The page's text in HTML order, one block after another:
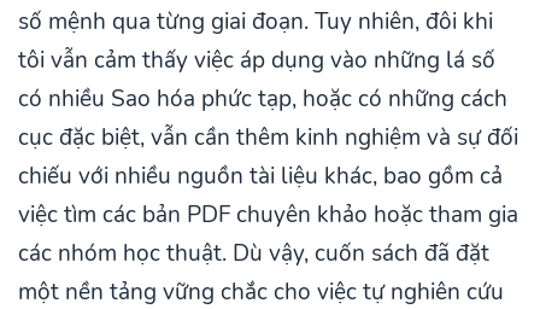
số mệnh qua từng giai đoạn. Tuy nhiên, đôi khi
tôi vẫn cảm thấy việc áp dụng vào những lá số
có nhiều Sao hóa phức tạp, hoặc có những cách
cục đặc biệt, vẫn cần thêm kinh nghiệm và sự đối
chiếu với nhiều nguồn tài liệu khác, bao gồm cả
việc tìm các bản PDF chuyên khảo hoặc tham gia
các nhóm học thuật. Dù vậy, cuốn sách đã đặt
một nền tảng vững chắc cho việc tự nghiên cứu